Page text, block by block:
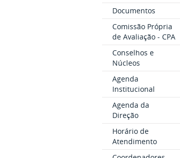
Documentos
Comissão Própria
de Avaliação - CPA
Conselhos e
Núcleos
Agenda
Institucional
Agenda da
Direção
Horário de
Atendimento